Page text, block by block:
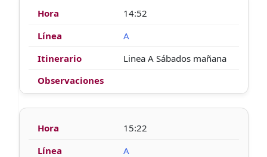
14:52
A
Linea A Sábados mañana
15:22
A